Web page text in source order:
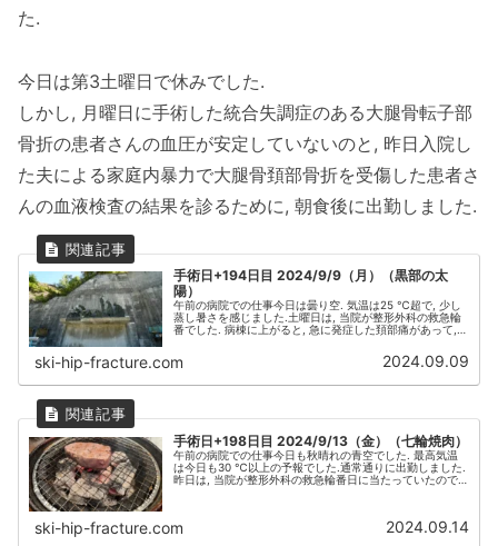
た.
今日は第3土曜日で休みでした.
しかし, 月曜日に手術した統合失調症のある大腿骨転子部
骨折の患者さんの血圧が安定していないのと, 昨日入院し
た夫による家庭内暴力で大腿骨頚部骨折を受傷した患者さ
んの血液検査の結果を診るために, 朝食後に出勤しました.
手術日+194日目 2024/9/9（月）（黒部の太
陽）
午前の病院での仕事今日は曇り空. 気温は25 ℃超で, 少し
蒸し暑さを感じました.土曜日は, 当院が整形外科の救急輪
番でした. 病棟に上がると, 急に発症した頚部痛があって,
ski-hip-fracture.com 2024.09.09
手術日+198日目 2024/9/13（金）（七輪焼肉）
午前の病院での仕事今日も秋晴れの青空でした. 最高気温
は今日も30 ℃以上の予報でした.通常通りに出勤しました.
昨日は, 当院が整形外科の救急輪番日に当たっていたので,
ski-hip-fracture.com 2024.09.14